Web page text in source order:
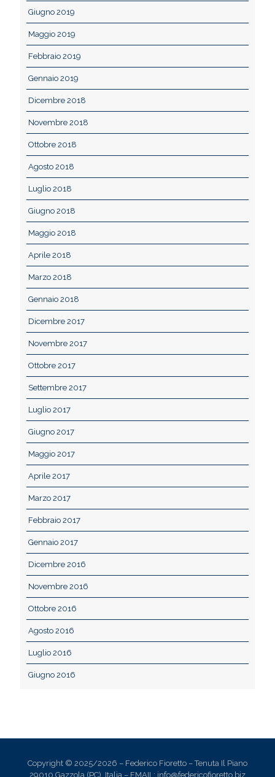
Giugno 2019
Maggio 2019
Febbraio 2019
Gennaio 2019
Dicembre 2018
Novembre 2018
Ottobre 2018
Agosto 2018
Luglio 2018
Giugno 2018
Maggio 2018
Aprile 2018
Marzo 2018
Gennaio 2018
Dicembre 2017
Novembre 2017
Ottobre 2017
Settembre 2017
Luglio 2017
Giugno 2017
Maggio 2017
Aprile 2017
Marzo 2017
Febbraio 2017
Gennaio 2017
Dicembre 2016
Novembre 2016
Ottobre 2016
Agosto 2016
Luglio 2016
Giugno 2016
Copyright © 2025/2026 – Federico Fioretto – Tenuta Il Piano
29010 Gazzola (PC), Italia – EMAIL: info@federicofioretto.biz